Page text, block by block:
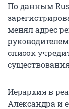
По данным
менял адрес
список
Иерархия в
Александра и